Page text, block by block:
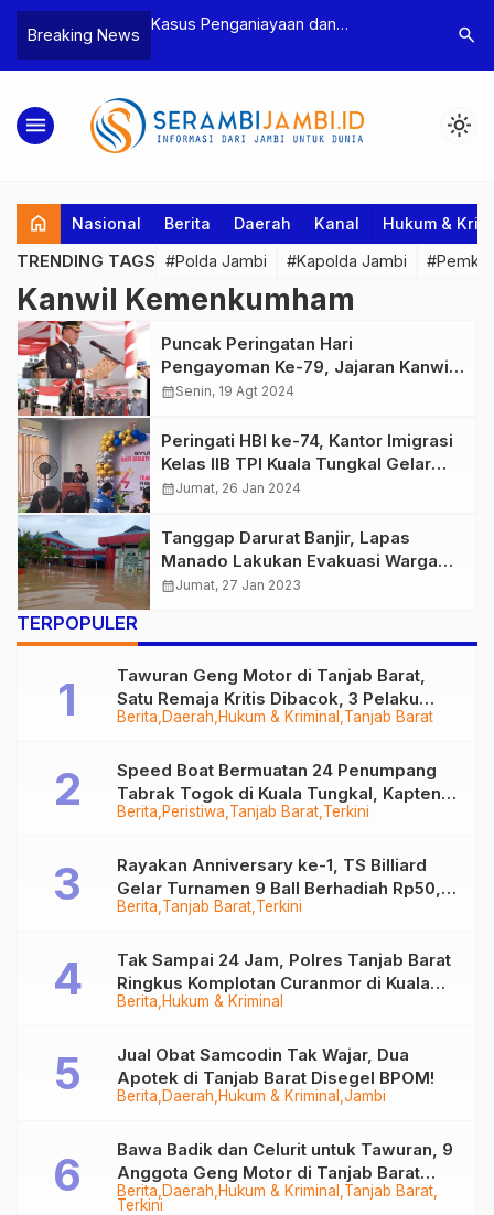
Breaking News
Bea Cukai
Pelaku beserta
dan 146 Gram
Kasus Penganiayaan dan
Tebo Tetapkan Dua Tersangka
Polres
Dua
search
menu light_mode
home Nasional Berita Daerah Kanal Hukum &
TRENDING TAGS #Polda Jambi #Kapolda Jambi
Kanwil Kemenkumham
Puncak Peringatan Hari
Pengayoman Ke-79, Jajaran Kanwil
Kemenkumham Jambi Laksanakan
calendar_monthSenin, 19 Agt 2024
Peringati HBI ke-74, Kantor Imigrasi
Kelas IIB TPI Kuala Tungkal Gelar
Syukuran
calendar_monthJumat, 26 Jan 2024
Tanggap Darurat Banjir, Lapas
Manado Lakukan Evakuasi Warga
Binaan
calendar_monthJumat, 27 Jan 2023
TERPOPULER
Berita Daerah Hukum & Kriminal Tanjab Barat
Tawuran Geng Motor di Tanjab Barat,
Satu Remaja Kritis Dibacok, 3 Pelaku
Ditangkap
Berita Peristiwa Tanjab Barat Terkini
Speed Boat Bermuatan 24 Penumpang
Tabrak Togok di Kuala Tungkal, Kapten
Sempat Hilang
Berita Tanjab Barat Terkini
Rayakan Anniversary ke-1, TS Billiard
Gelar Turnamen 9 Ball Berhadiah Rp50,8
Juta
Berita Hukum & Kriminal
Tak Sampai 24 Jam, Polres Tanjab Barat
Ringkus Komplotan Curanmor di Kuala
Tungkal
Berita Daerah Hukum & Kriminal Jambi
Jual Obat Samcodin Tak Wajar, Dua
Apotek di Tanjab Barat Disegel BPOM!
Berita Daerah Hukum & Kriminal Tanjab Barat
Terkini
Bawa Badik dan Celurit untuk Tawuran, 9
Anggota Geng Motor di Tanjab Barat
Diringkus